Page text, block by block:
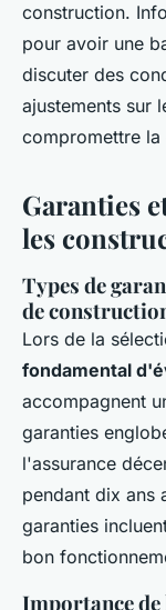
construction.
pour avoir une
discuter des
ajustements sur
compromettre la
Garanties
les
Types de
de
Lors de la
fondamental
accompagnent
garanties
l'assurance
pendant dix ans
garanties
bon
Importance de